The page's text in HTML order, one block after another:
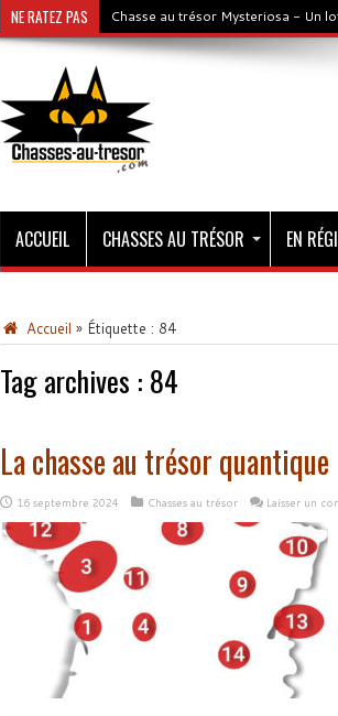
NE RATEZ PAS Chasse au trésor Mysteriosa - Un
ACCUEIL CHASSES AU TRÉSOR EN
Accueil » Étiquette : 84
Tag archives : 84
La chasse au trésor quantique
16 septembre 2024 Chasses au trésor Laisser un